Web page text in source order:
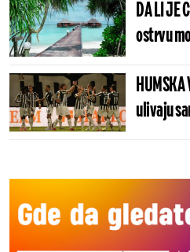
DA LI JE
ostrvu
ulivaju